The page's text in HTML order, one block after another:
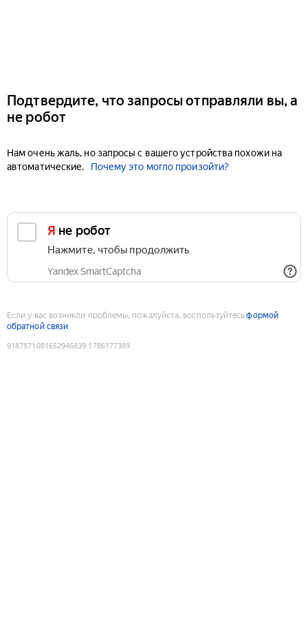
Подтвердите, что запросы отправляли вы, а
не робот
Нам очень жаль, но запросы с вашего устройства похожи на
автоматические.
Почему это могло произойти?
Я не робот
Нажмите, чтобы продолжить
Yandex SmartCaptcha
Если у вас возникли проблемы, пожалуйста, воспользуйтесьформой
обратной связи
9187871081652946839:1786177389